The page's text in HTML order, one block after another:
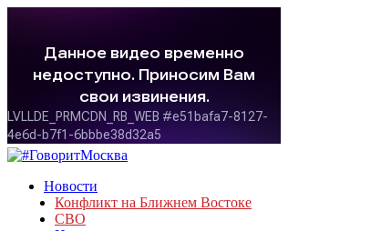
Новости
Конфликт на Ближнем Востоке
СВО